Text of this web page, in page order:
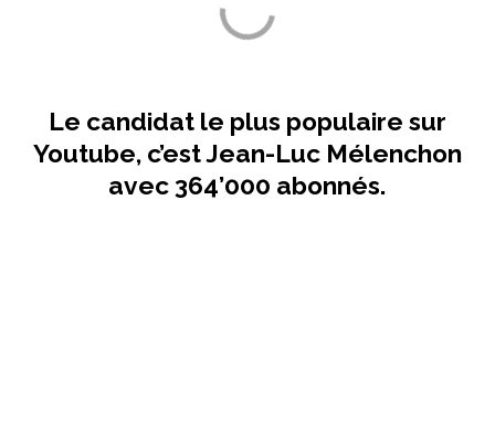
Le candidat le plus populaire sur
Youtube, c’est Jean-Luc Mélenchon
avec 364’000 abonnés.